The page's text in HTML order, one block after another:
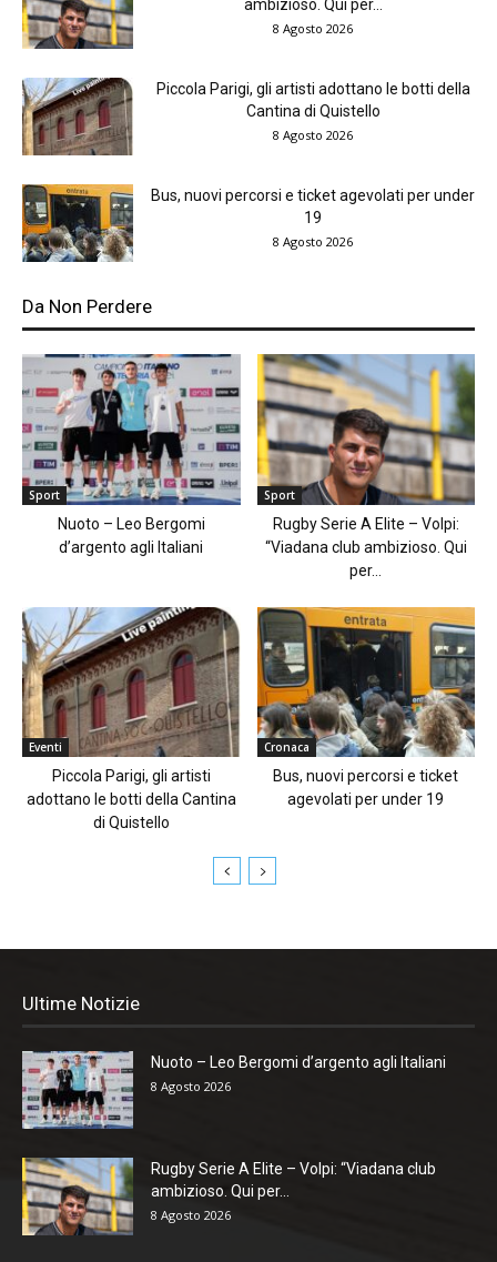
ambizioso. Qui per...
8 Agosto 2026
Piccola Parigi, gli artisti adottano le botti della
Cantina di Quistello
8 Agosto 2026
Bus, nuovi percorsi e ticket agevolati per under
19
8 Agosto 2026
Da Non Perdere
Sport
Nuoto – Leo Bergomi
d’argento agli Italiani
Sport
Rugby Serie A Elite – Volpi:
“Viadana club ambizioso. Qui
per...
Eventi
Piccola Parigi, gli artisti
adottano le botti della Cantina
di Quistello
Cronaca
Bus, nuovi percorsi e ticket
agevolati per under 19
Ultime Notizie
Nuoto – Leo Bergomi d’argento agli Italiani
8 Agosto 2026
Rugby Serie A Elite – Volpi: “Viadana club
ambizioso. Qui per...
8 Agosto 2026